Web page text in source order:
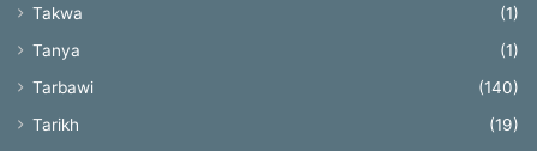
Takwa
(1)
Tanya
(1)
Tarbawi
(140)
Tarikh
(19)